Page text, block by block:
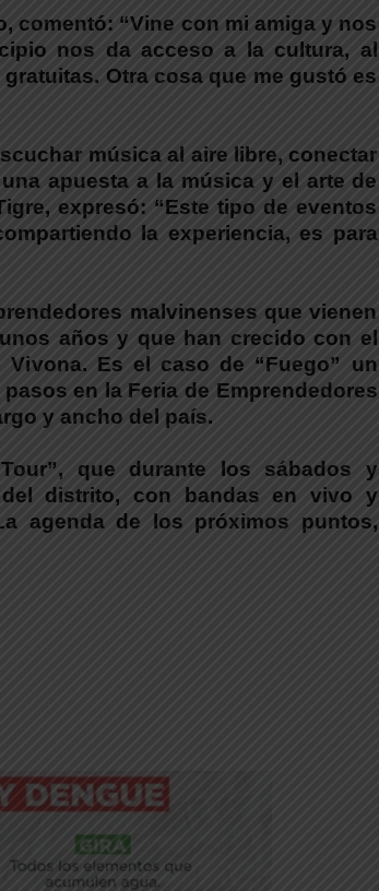
comentó: “Vine con mi amiga y nos
nos da acceso a la cultura, al
Otra cosa que me gustó es
música al aire libre, conectar
apuesta a la música y el arte de
expresó: “Este tipo de eventos
la experiencia, es para
malvinenses que vienen
años y que han crecido con el
Es el caso de “Fuego” un
en la Feria de Emprendedores
y ancho del país.
, que durante los sábados y
distrito, con bandas en vivo y
agenda de los próximos puntos,